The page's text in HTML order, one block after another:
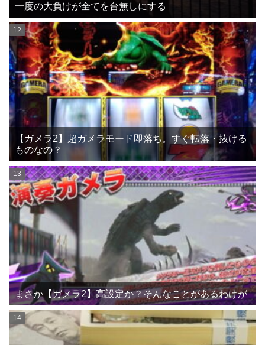
一度の大負けが全てを台無しにする
【ガメラ2】超ガメラモード即落ち。すぐ転落・抜ける
ものなの？
まさか【ガメラ2】高設定か？そんなことがあるわけが